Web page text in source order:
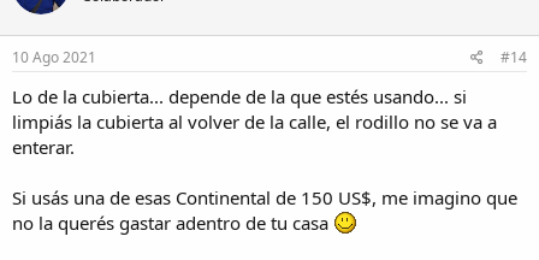
10 Ago 2021 #14
Lo de la cubierta... depende de la que estés usando... si
limpiás la cubierta al volver de la calle, el rodillo no se va a
enterar.
Si usás una de esas Continental de 150 US$, me imagino que
no la querés gastar adentro de tu casa